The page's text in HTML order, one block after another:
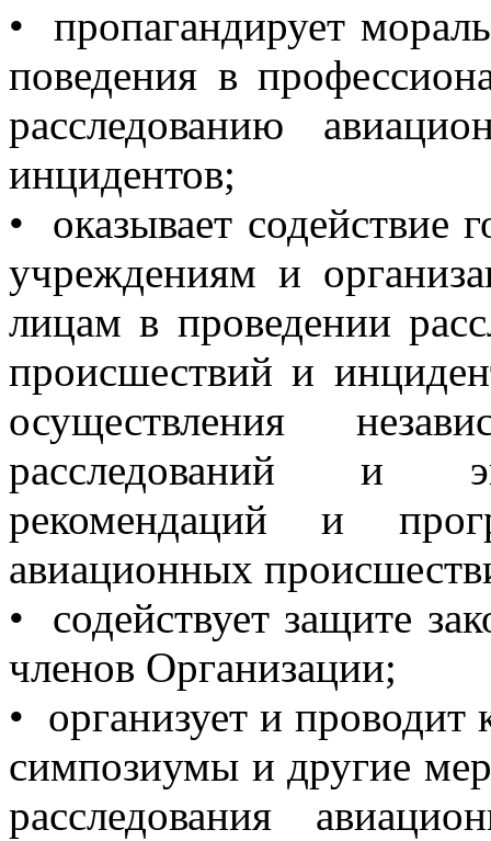
• пропагандирует
поведения в
расследованию
инцидентов;
• оказывает содействие
учреждениям и
лицам в проведении
происшествий и
осуществления
расследований и
рекомендаций и
авиационных
• содействует защите
членов Организации;
• организует и
симпозиумы и другие
расследования